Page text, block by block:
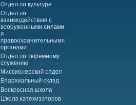
Отдел по культуре
Отдел по
взаимодействию с
вооруженными силами
и
правоохранительными
органами
Отдел по тюремному
служению
Миссионерский отдел
Епархиальный склад
Воскресная школа
Школа катехизаторов